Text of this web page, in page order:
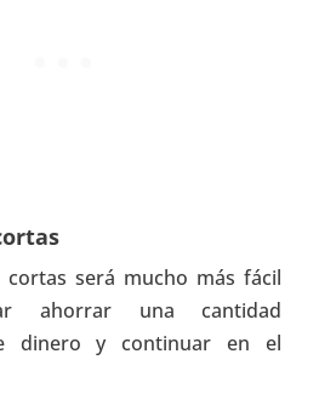
será mucho más fácil
ahorrar una cantidad
dinero y continuar en el